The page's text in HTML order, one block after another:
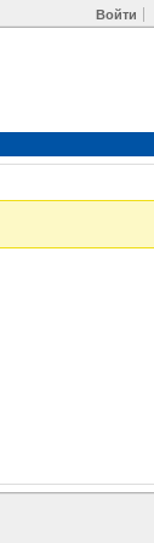
Войти